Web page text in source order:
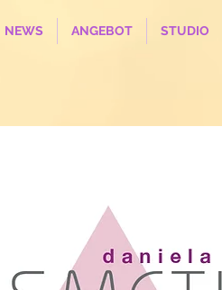
NEWS ANGEBOT STUDIO